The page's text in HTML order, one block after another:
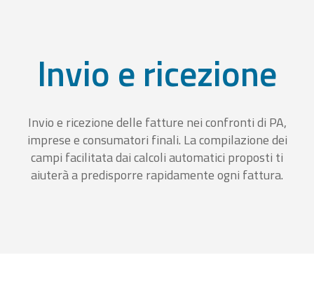
Invio e ricezione
Invio e ricezione delle fatture nei confronti di PA,
imprese e consumatori finali. La compilazione dei
campi facilitata dai calcoli automatici proposti ti
aiuterà a predisporre rapidamente ogni fattura.